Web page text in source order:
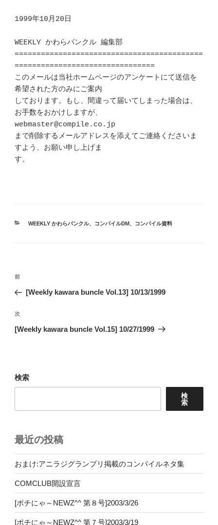
1999年10月20日
WEEKLY かわらバンクル 編集部
===========================================
================================
このメールは当社ホームページのアンケートにて送信を
希望された方のみにご案内
しております。もし、間違って届いてしまった場合は、
お手数をおかけしますが、
webmaster@compile.co.jp
まで削除するメールアドレスを添えてご連絡くださいま
すよう、お願い申し上げま
す。
カ
WEEKLY かわらバンクル、 コンパイルDM 、 コンパイル資料
投
ナ
ビ
ゲ
ン
前
の
稿
前
[Weekly kawara buncle Vol.13] 10/13/1999
次
の
次
[Weekly kawara buncle Vol.15] 10/27/1999
検索
検
索
最近の投稿
おまけ:アニラジグランプリ掲載のコンパイルネタ集
COMCLUB開設宣言
[ポチにゃ～NEWZ^^ 第８号]2003/3/26
[ポチにゃ～NEWZ^^ 第７号]2003/3/19